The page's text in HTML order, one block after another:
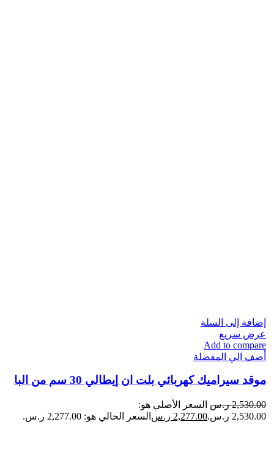
إضافة إلى السلة
عرض سريع
Add to compare
أضف الي المفضلة
موقد سيراميك كهربائي بلت ان إيطالي 30 سم من البا
2,530.00 ر.س السعر الأصلي هو:
2,530.00 ر.س.
2,277.00 ر.س السعر الحالي هو: 2,277.00 ر.س.